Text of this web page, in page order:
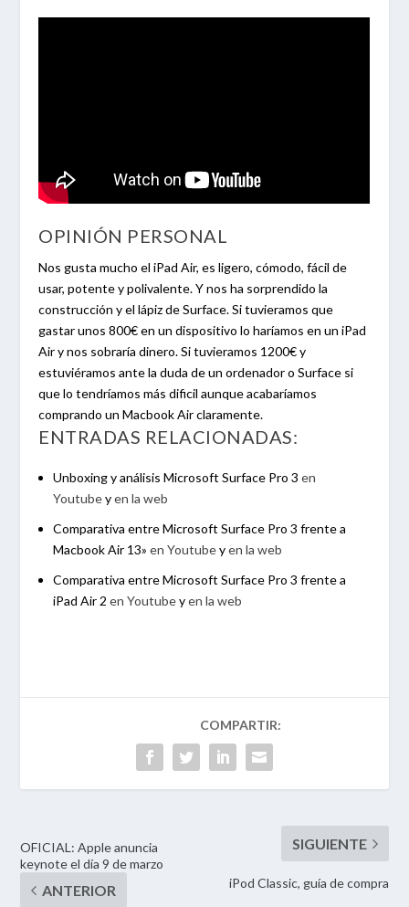
OPINIÓN PERSONAL
Nos gusta mucho el iPad Air, es ligero, cómodo, fácil de
usar, potente y polivalente. Y nos ha sorprendido la
construcción y el lápiz de Surface. Si tuvieramos que
gastar unos 800€ en un dispositivo lo haríamos en un iPad
Air y nos sobraría dinero. Si tuvieramos 1200€ y
estuviéramos ante la duda de un ordenador o Surface si
que lo tendríamos más dificil aunque acabaríamos
comprando un Macbook Air claramente.
ENTRADAS RELACIONADAS:
Unboxing y análisis Microsoft Surface Pro 3en
Youtubeyen la web
Comparativa entre Microsoft Surface Pro 3 frente a
Macbook Air 13»en Youtubeyen la web
Comparativa entre Microsoft Surface Pro 3 frente a
iPad Air 2en Youtubeyen la web
OFICIAL: Apple anuncia
keynote el día 9 de marzo
iPod Classic, guía de compra